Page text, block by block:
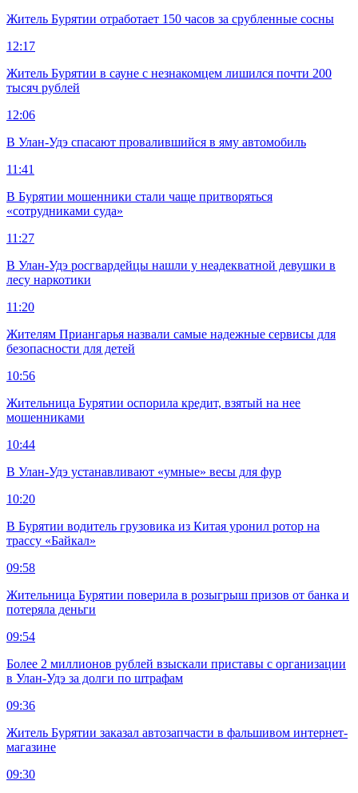
Житель Бурятии отработает 150 часов за срубленные сосны
12:17
Житель Бурятии в сауне с незнакомцем лишился почти 200
тысяч рублей
12:06
В Улан-Удэ спасают провалившийся в яму автомобиль
11:41
В Бурятии мошенники стали чаще притворяться
«сотрудниками суда»
11:27
В Улан-Удэ росгвардейцы нашли у неадекватной девушки в
лесу наркотики
11:20
Жителям Приангарья назвали самые надежные сервисы для
безопасности для детей
10:56
Жительница Бурятии оспорила кредит, взятый на нее
мошенниками
10:44
В Улан-Удэ устанавливают «умные» весы для фур
10:20
В Бурятии водитель грузовика из Китая уронил ротор на
трассу «Байкал»
09:58
Жительница Бурятии поверила в розыгрыш призов от банка и
потеряла деньги
09:54
Более 2 миллионов рублей взыскали приставы с организации
в Улан-Удэ за долги по штрафам
09:36
Житель Бурятии заказал автозапчасти в фальшивом интернет-
магазине
09:30